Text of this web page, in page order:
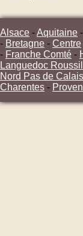
Alsace -Aquitaine -
- Bretagne - Centre
- Franche Comté -
Languedoc
Nord Pas de Calais
Charentes -